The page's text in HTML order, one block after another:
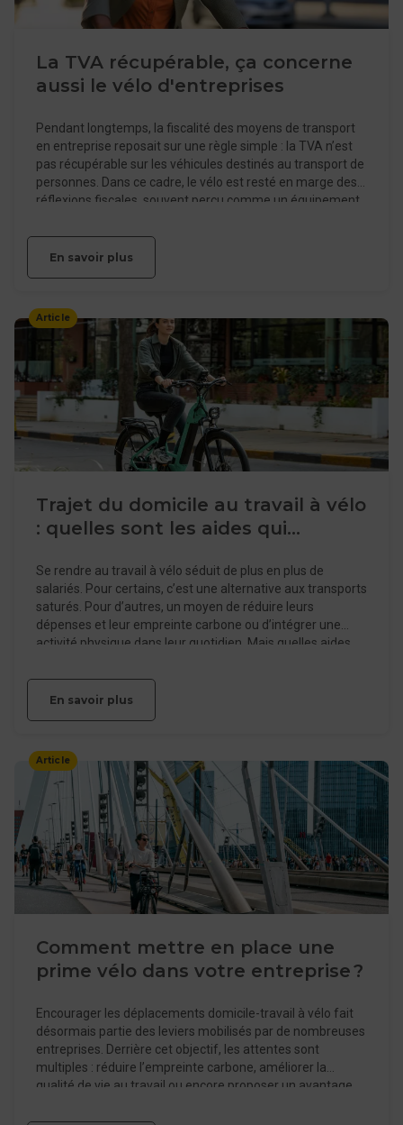
La TVA récupérable, ça concerne
aussi le vélo d'entreprises
Pendant longtemps, la fiscalité des moyens de transport
en entreprise reposait sur une règle simple : la TVA n’est
pas récupérable sur les véhicules destinés au transport de
personnes. Dans ce cadre, le vélo est resté en marge des
réflexions fiscales, souvent perçu comme un équipement
mobilité durable change progressivement la donne. Les
entreprises investissent davantage dans des solutions
environnements urbains. Dans ce contexte, une question
revient de plus en plus souvent : la TVA est-elle
récupérable sur les vélos d’entreprise ?
En savoir plus
Article
Trajet du domicile au travail à vélo
: quelles sont les aides qui
Se rendre au travail à vélo séduit de plus en plus de
salariés. Pour certains, c’est une alternative aux transports
saturés. Pour d’autres, un moyen de réduire leurs
dépenses et leur empreinte carbone ou d’intégrer une
activité physique dans leur quotidien. Mais quelles aides
forfait mobilités durables, anciennes indemnités
kilométriques vélo (ou IKV), aides locales ou bonus à
leur lecture difficile. L’enjeu n’est donc pas seulement de
connaître les aides disponibles pour les vélotafeurs, mais
de comprendre ce qu’elles couvrent réellement d’un projet
« vélotaf ».
En savoir plus
Article
Comment mettre en place une
prime vélo dans votre entreprise ?
Encourager les déplacements domicile-travail à vélo fait
désormais partie des leviers mobilisés par de nombreuses
entreprises. Derrière cet objectif, les attentes sont
multiples : réduire l’empreinte carbone, améliorer la
qualité de vie au travail ou encore proposer un avantage
contexte, les entreprises peuvent mettre en place une